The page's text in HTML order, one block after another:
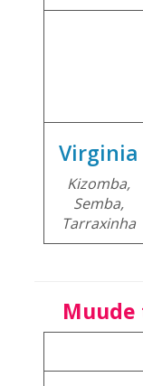
Virginia
Kizomba,
Semba,
Tarraxinha